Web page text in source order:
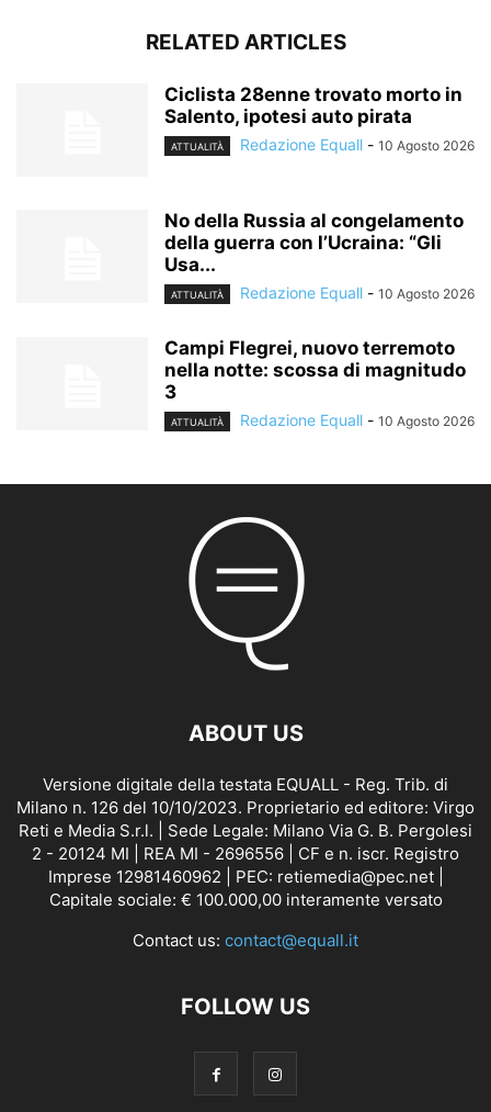
RELATED ARTICLES
Ciclista 28enne trovato morto in
Salento, ipotesi auto pirata
ATTUALITÀ Redazione Equall - 10 Agosto 2026
No della Russia al congelamento
della guerra con l’Ucraina: “Gli
Usa...
ATTUALITÀ Redazione Equall - 10 Agosto 2026
Campi Flegrei, nuovo terremoto
nella notte: scossa di magnitudo
3
ATTUALITÀ Redazione Equall - 10 Agosto 2026
ABOUT US
Versione digitale della testata EQUALL - Reg. Trib. di
Milano n. 126 del 10/10/2023. Proprietario ed editore: Virgo
Reti e Media S.r.l. | Sede Legale: Milano Via G. B. Pergolesi
2 - 20124 MI | REA MI - 2696556 | CF e n. iscr. Registro
Imprese 12981460962 | PEC: retiemedia@pec.net |
Capitale sociale: € 100.000,00 interamente versato
Contact us: contact@equall.it
FOLLOW US